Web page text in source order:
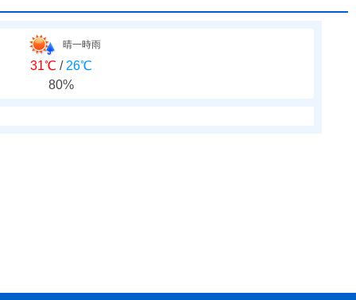
晴一時雨
31℃ / 26℃
80%